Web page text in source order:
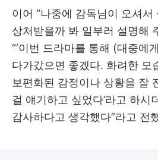
이어 “나중에 감독님이 오셔
상처받을까 봐 일부러 설명해
“‘이번 드라마를 통해 (대중에
다가갔으면 좋겠다. 화려한 모
보편화된 감정이나 상황을 잘
걸 얘기하고 싶었다’라고 하시
감사하다고 생각했다”라고 전